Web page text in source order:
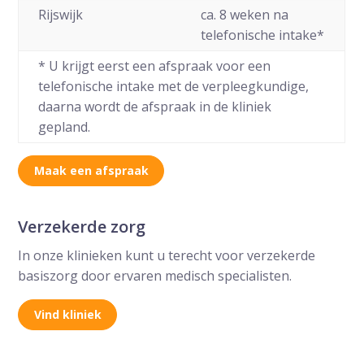
Rijswijk
ca. 8 weken na
telefonische intake*
* U krijgt eerst een afspraak voor een
telefonische intake met de verpleegkundige,
daarna wordt de afspraak in de kliniek
gepland.
Maak een afspraak
Verzekerde zorg
In onze klinieken kunt u terecht voor verzekerde
basiszorg door ervaren medisch specialisten.
Vind kliniek